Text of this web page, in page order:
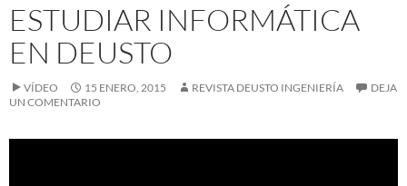
ESTUDIAR INFORMÁTICA
EN DEUSTO
VÍDEO 15 ENERO, 2015 REVISTA DEUSTO INGENIERÍA
DEJA
UN COMENTARIO